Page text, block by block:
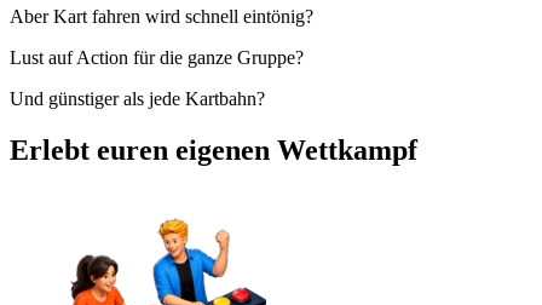
Aber Kart fahren wird schnell eintönig?
Lust auf Action für die ganze Gruppe?
Und günstiger als jede Kartbahn?
Erlebt euren eigenen Wettkampf